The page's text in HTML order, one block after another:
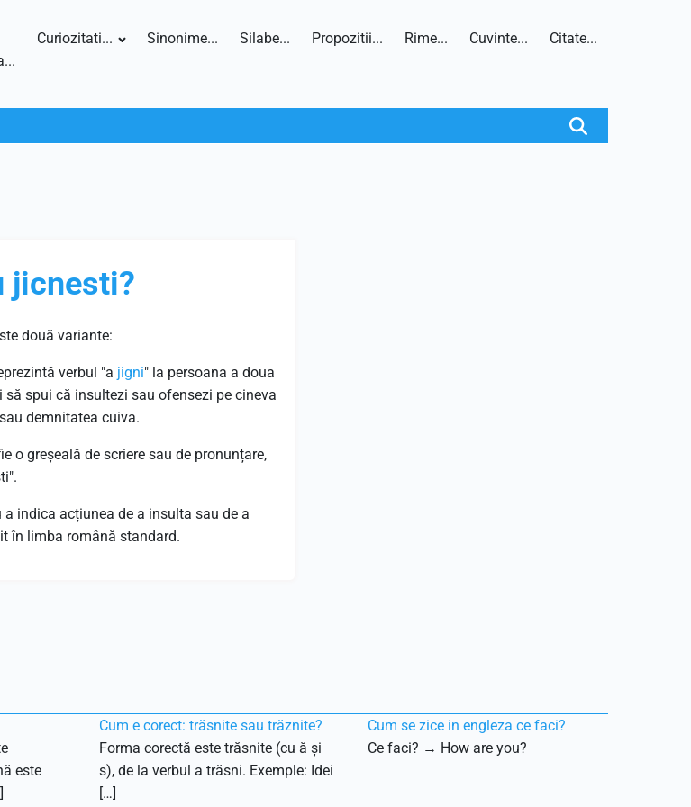
Curiozitati... Sinonime... Silabe... Propozitii... Rime... Cuvinte... Citate...
jicnesti?
două variante:
verbul "a jigni" la persoana a doua
spui că insultezi sau ofensezi pe cineva
demnitatea cuiva.
o greșeală de scriere sau de pronunțare,
a indica acțiunea de a insulta sau de a
în limba română standard.
este
Cum e corect: trăsnite sau trăznite?
Forma corectă este trăsnite (cu ă și
s), de la verbul a trăsni. Exemple: Idei
[…]
Cum se zice in engleza ce faci?
Ce faci? → How are you?